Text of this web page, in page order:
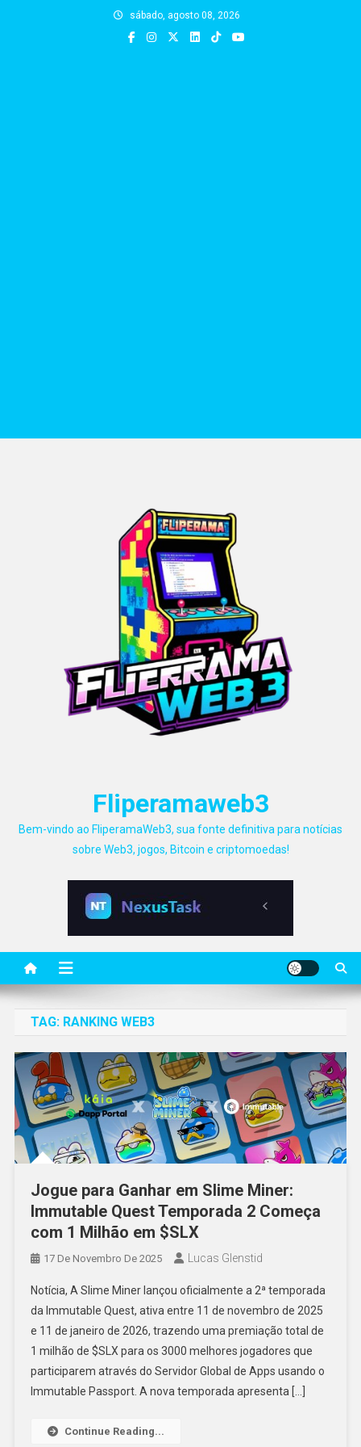
sábado, agosto 08, 2026
Fliperamaweb3
Bem-vindo ao FliperamaWeb3, sua fonte definitiva para notícias
sobre Web3, jogos, Bitcoin e criptomoedas!
TAG: RANKING WEB3
Jogue para Ganhar em Slime Miner:
Immutable Quest Temporada 2 Começa
com 1 Milhão em $SLX
17 De Novembro De 2025 Lucas Glenstid
Notícia, A Slime Miner lançou oficialmente a 2ª temporada
da Immutable Quest, ativa entre 11 de novembro de 2025
e 11 de janeiro de 2026, trazendo uma premiação total de
1 milhão de $SLX para os 3000 melhores jogadores que
participarem através do Servidor Global de Apps usando o
Immutable Passport. A nova temporada apresenta […]
Continue Reading...